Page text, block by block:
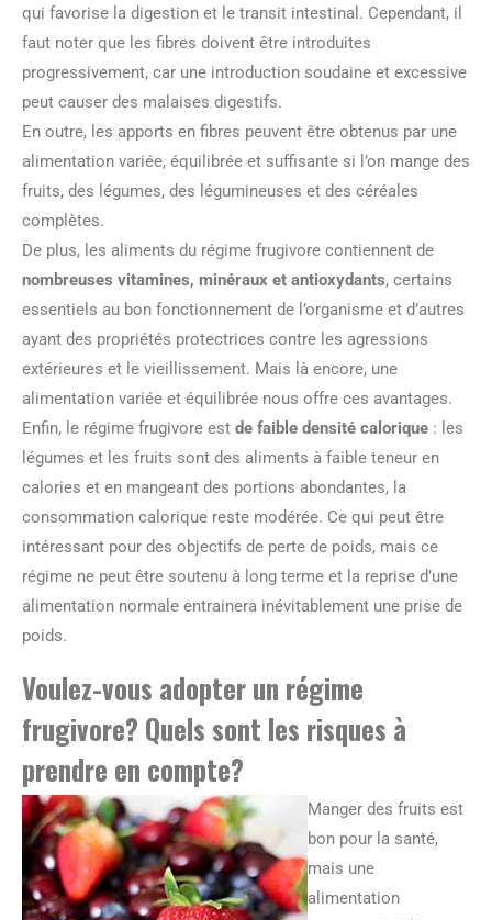
qui favorise la digestion et le transit intestinal. Cependant, il
faut noter que les fibres doivent être introduites
progressivement, car une introduction soudaine et excessive
peut causer des malaises digestifs.
En outre, les apports en fibres peuvent être obtenus par une
alimentation variée, équilibrée et suffisante si l’on mange des
fruits, des légumes, des légumineuses et des céréales
complètes.
De plus, les aliments du régime frugivore contiennent de
nombreuses vitamines, minéraux et antioxydants, certains
essentiels au bon fonctionnement de l’organisme et d’autres
ayant des propriétés protectrices contre les agressions
extérieures et le vieillissement. Mais là encore, une
alimentation variée et équilibrée nous offre ces avantages.
Enfin, le régime frugivore est de faible densité calorique : les
légumes et les fruits sont des aliments à faible teneur en
calories et en mangeant des portions abondantes, la
consommation calorique reste modérée. Ce qui peut être
intéressant pour des objectifs de perte de poids, mais ce
régime ne peut être soutenu à long terme et la reprise d’une
alimentation normale entrainera inévitablement une prise de
poids.
Voulez-vous adopter un régime
frugivore? Quels sont les risques à
prendre en compte?
Manger des fruits est
bon pour la santé,
mais une
alimentation